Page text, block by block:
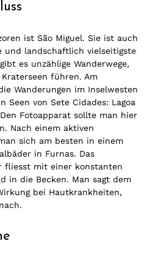
ist São Miguel. Sie ist auch
und landschaftlich vielseitigste
es unzählige Wanderwege,
führen. Am
Wanderungen im Inselwesten
Seen von Sete Cidades: Lagoa
Fotoapparat sollte man hier
Nach einem aktiven
sich am besten in einem
in Furnas. Das
fliesst mit einer konstanten
in die Becken. Man sagt dem
bei Hautkrankheiten,